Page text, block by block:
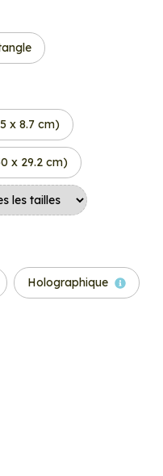
x 8.7 cm)
x 29.2 cm)
Holographique